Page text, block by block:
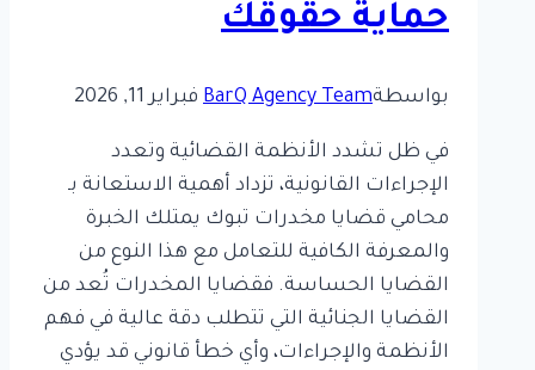
حماية حقوقك
بواسطةBarQ Agency Team فبراير 11, 2026
في ظل تشدد الأنظمة القضائية وتعدد
الإجراءات القانونية، تزداد أهمية الاستعانة بـ
محامي قضايا مخدرات تبوك يمتلك الخبرة
والمعرفة الكافية للتعامل مع هذا النوع من
القضايا الحساسة. فقضايا المخدرات تُعد من
القضايا الجنائية التي تتطلب دقة عالية في فهم
الأنظمة والإجراءات، وأي خطأ قانوني قد يؤدي